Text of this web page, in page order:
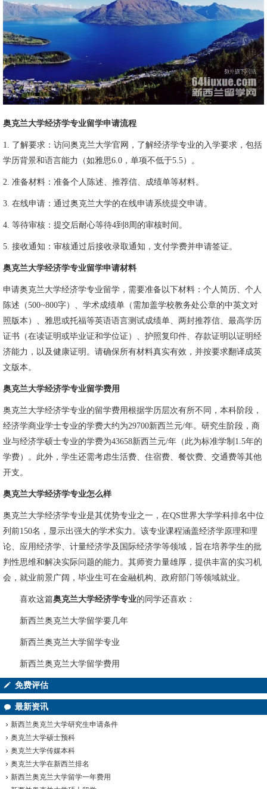
奥克兰大学经济学专业留学申请流程
1. 了解要求：访问奥克兰大学官网，了解经济学专业的入学要求，包括
学历背景和语言能力（如雅思6.0，单项不低于5.5）。
2. 准备材料：准备个人陈述、推荐信、成绩单等材料。
3. 在线申请：通过奥克兰大学的在线申请系统提交申请。
4. 等待审核：提交后耐心等待4到8周的审核时间。
5. 接收通知：审核通过后接收录取通知，支付学费并申请签证。
奥克兰大学经济学专业留学申请材料
申请奥克兰大学经济学专业留学，需要准备以下材料：个人简历、个人
陈述（500~800字）、学术成绩单（需加盖学校教务处公章的中英文对
照版本）、雅思或托福等英语语言测试成绩单、两封推荐信、最高学历
证书（在读证明或毕业证和学位证）、护照复印件、存款证明以证明经
济能力，以及健康证明。请确保所有材料真实有效，并按要求翻译成英
文版本。
奥克兰大学经济学专业留学费用
奥克兰大学经济学专业的留学费用根据学历层次有所不同，本科阶段，
经济学商业学士专业的学费大约为29700新西兰元/年。研究生阶段，商
业与经济学硕士专业的学费为43658新西兰元/年（此为标准学制1.5年的
学费）。此外，学生还需考虑生活费、住宿费、餐饮费、交通费等其他
开支。
奥克兰大学经济学专业怎么样
奥克兰大学经济学专业是其优势专业之一，在QS世界大学学科排名中位
列前150名，显示出强大的学术实力。该专业课程涵盖经济学原理和理
论、应用经济学、计量经济学及国际经济学等领域，旨在培养学生的批
判性思维和解决实际问题的能力。其师资力量雄厚，提供丰富的实习机
会，就业前景广阔，毕业生可在金融机构、政府部门等领域就业。
喜欢这篇奥克兰大学经济学专业的同学还喜欢：
新西兰奥克兰大学留学要几年
新西兰奥克兰大学留学专业
新西兰奥克兰大学留学费用
免费评估
最新资讯
新西兰奥克兰大学研究生申请条件
奥克兰大学硕士预科
奥克兰大学传媒本科
奥克兰大学在新西兰排名
新西兰奥克兰大学留学一年费用